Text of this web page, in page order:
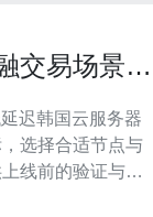
交易场景的
迟韩国云服务器
选择合适节点与
线前的验证与监